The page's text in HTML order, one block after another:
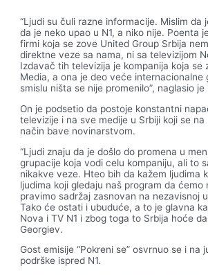
“Ljudi su čuli razne informacije. Mislim da
da je neko upao u N1, a niko nije. Poenta
firmi koja se zove United Group Srbija
direktne veze sa nama, ni sa televizijom
Izdavač tih televizija je kompanija koja se
Media, a ona je deo veće internacionalne
smislu ništa se nije promenilo”, naglasio je
On je podsetio da postoje konstantni
televizije i na sve medije u Srbiji koji se na
način bave novinarstvom.
“Ljudi znaju da je došlo do promena u
grupacije koja vodi celu kompaniju, ali to
nikakve veze. Hteo bih da kažem ljudima
ljudima koji gledaju naš program da ćemo
pravimo sadržaj zasnovan na nezavisnoj
Tako će ostati i ubuduće, a to je glavna
Nova i TV N1 i zbog toga to Srbija hoće
Georgiev.
Gost emisije “Pokreni se” osvrnuo se i na
podrške ispred N1.